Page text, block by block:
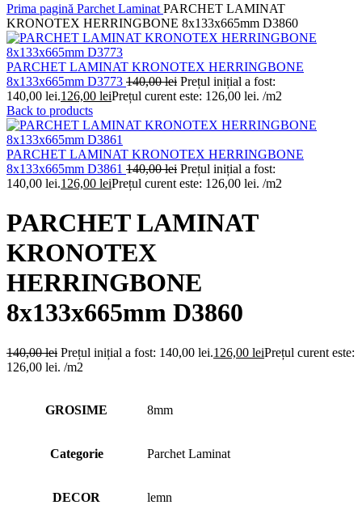
Prima pagină Parchet Laminat PARCHET LAMINAT
KRONOTEX HERRINGBONE 8x133x665mm D3860
PARCHET LAMINAT KRONOTEX HERRINGBONE
8x133x665mm D3773 140,00lei Prețul inițial a fost:
140,00 lei.126,00 leiPrețul curent este: 126,00 lei. /m2
Back to products
PARCHET LAMINAT KRONOTEX HERRINGBONE
8x133x665mm D3861 140,00lei Prețul inițial a fost:
140,00 lei.126,00 leiPrețul curent este: 126,00 lei. /m2
PARCHET LAMINAT
KRONOTEX
HERRINGBONE
8x133x665mm D3860
140,00lei Prețul inițial a fost: 140,00 lei.126,00 leiPrețul curent este:
126,00 lei. /m2
GROSIME 8mm
Categorie Parchet Laminat
DECOR lemn